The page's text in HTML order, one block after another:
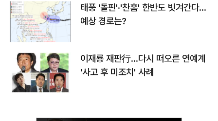
태풍 '돌핀'·'찬홈' 한반도 빗겨간다…
예상 경로는?
이재룡 재판行…다시 떠오른 연예계
'사고 후 미조치' 사례